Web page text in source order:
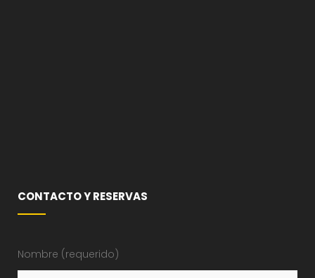
CONTACTO Y RESERVAS
Nombre (requerido)